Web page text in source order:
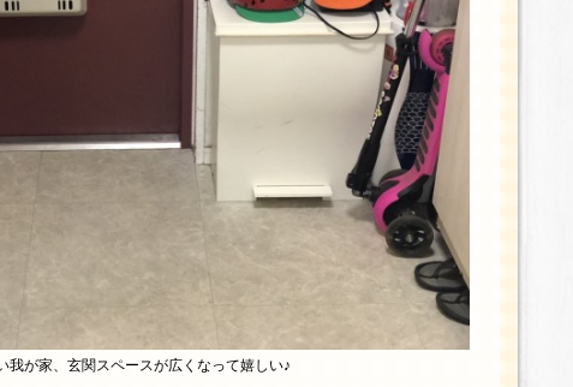
我が家、玄関スペースが広くなって嬉しい♪